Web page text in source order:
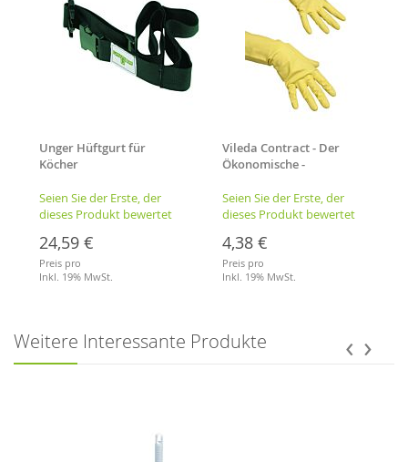
Unger Hüftgurt für
Köcher
Seien Sie der Erste, der
dieses Produkt bewertet
24,59 €
Preis pro
Inkl. 19% MwSt.
Vileda Contract - Der
Ökonomische -
7)
Seien Sie der Erste, der
dieses Produkt bewertet
4,38 €
Preis pro
Inkl. 19% MwSt.
Weitere Interessante Produkte ‹ ›